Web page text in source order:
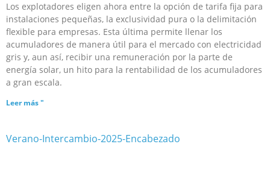
Los explotadores eligen ahora entre la opción de tarifa fija para
instalaciones pequeñas, la exclusividad pura o la delimitación
flexible para empresas. Esta última permite llenar los
acumuladores de manera útil para el mercado con electricidad
gris y, aun así, recibir una remuneración por la parte de
energía solar, un hito para la rentabilidad de los acumuladores
a gran escala.
Leer más "